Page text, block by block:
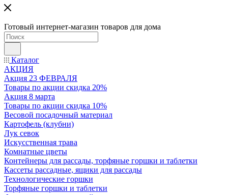
Готовый интернет-магазин товаров для дома
Каталог
АКЦИЯ
Акция 23 ФЕВРАЛЯ
Товары по акции скидка 20%
Акция 8 марта
Товары по акции скидка 10%
Весовой посадочный материал
Картофель (клубни)
Лук севок
Искусственная трава
Комнатные цветы
Контейнеры для рассады, торфяные горшки и таблетки
Кассеты рассадные, ящики для рассады
Технологические горшки
Торфяные горшки и таблетки